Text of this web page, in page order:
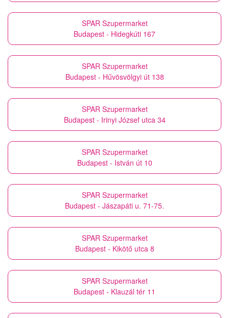
SPAR Szupermarket
Budapest - Hidegkúti 167
SPAR Szupermarket
Budapest - Hűvösvölgyi út 138
SPAR Szupermarket
Budapest - Irinyi József utca 34
SPAR Szupermarket
Budapest - István út 10
SPAR Szupermarket
Budapest - Jászapáti u. 71-75.
SPAR Szupermarket
Budapest - Kikötő utca 8
SPAR Szupermarket
Budapest - Klauzál tér 11